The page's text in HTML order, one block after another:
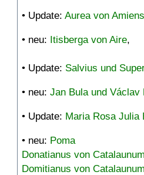
• Update: Aurea von Amiens
• neu: Itisberga von Aire,
• Update: Salvius und
• neu: Jan Bula und Václav
• Update: Maria Rosa Julia
• neu: Poma
Donatianus von Catalaunum
Domitianus von Catalaunum